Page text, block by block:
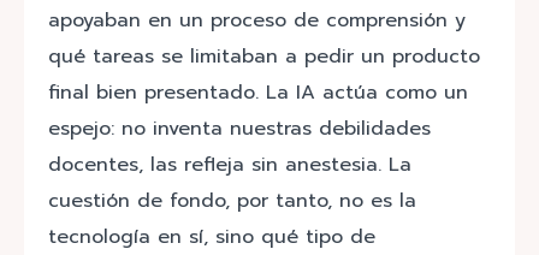
apoyaban en un proceso de comprensión y
qué tareas se limitaban a pedir un producto
final bien presentado. La IA actúa como un
espejo: no inventa nuestras debilidades
docentes, las refleja sin anestesia. La
cuestión de fondo, por tanto, no es la
tecnología en sí, sino qué tipo de